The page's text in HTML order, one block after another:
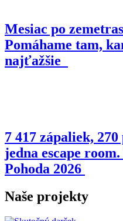
Mesiac po
Pomáhame tam,
najťažšie
7 417 zápaliek,
jedna escape
Pohoda 2026
Naše projekty